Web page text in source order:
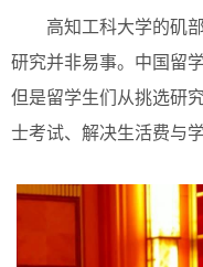
高知工科大学的矶
研究并非易事。中国留
但是留学生们从挑选研
士考试、解决生活费与